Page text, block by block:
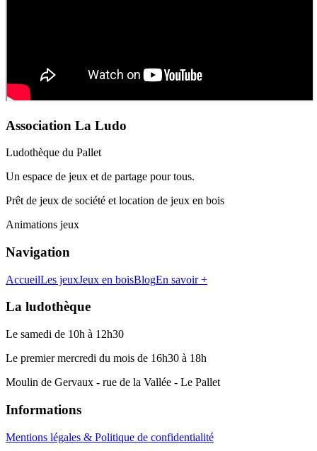
Association La Ludo
Ludothèque du Pallet
Un espace de jeux et de partage pour tous.
Prêt de jeux de société et location de jeux en bois
Animations jeux
Navigation
AccueilLes jeuxJeux en boisBlogEn savoir +
La ludothèque
Le samedi de 10h à 12h30
Le premier mercredi du mois de 16h30 à 18h
Moulin de Gervaux - rue de la Vallée - Le Pallet
Informations
Mentions légales & Politique de confidentialité